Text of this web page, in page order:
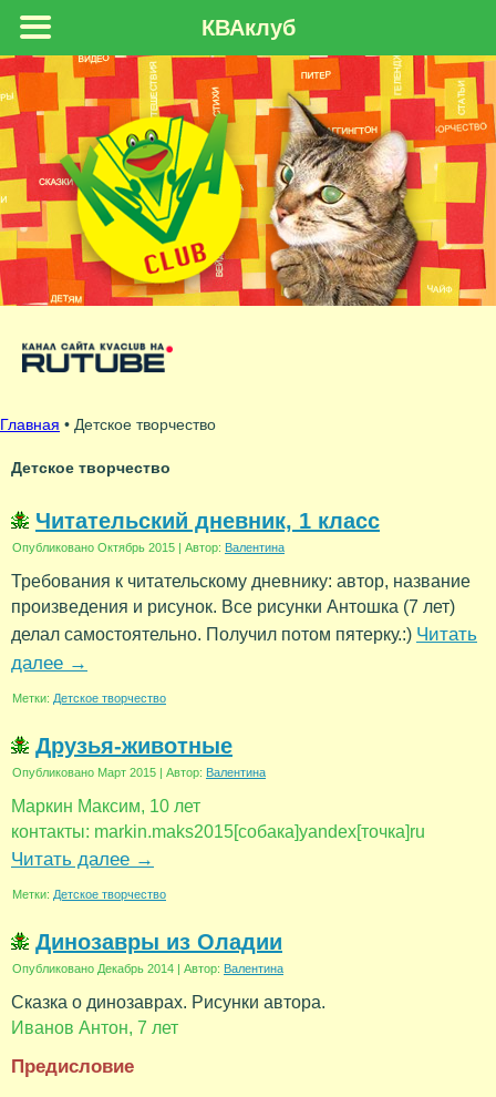
Главная • Детское творчество
Детское творчество
Читательский дневник, 1 класс
Опубликовано Октябрь 2015 | Автор: Валентина
Требования к читательскому дневнику: автор, название
произведения и рисунок. Все рисунки Антошка (7 лет)
делал самостоятельно. Получил потом пятерку.:) Читать
далее →
Метки: Детское творчество
Друзья-животные
Опубликовано Март 2015 | Автор: Валентина
Маркин Максим, 10 лет
контакты: markin.maks2015[собака]yandex[точка]ru
Читать далее →
Метки: Детское творчество
Динозавры из Оладии
Опубликовано Декабрь 2014 | Автор: Валентина
Сказка о динозаврах. Рисунки автора.
Иванов Антон, 7 лет
Предисловие
КВАклуб